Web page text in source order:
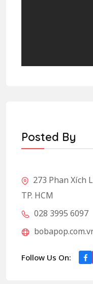
Posted By
273 Phan Xích
TP. HCM
028 3995 6097
Follow Us On: